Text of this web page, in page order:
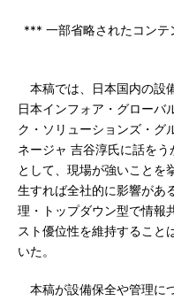
*** 一部省略されたコンテ
本稿では、日本国内の設
日本インフォア・グローバ
ク・ソリューションズ・グ
ネージャ 吉谷淳氏に話を
として、現場が強いことを
生すれば全社的に影響があ
理・トップダウン型で情報
スト優位性を維持すること
いた。
本稿が設備保全や管理に